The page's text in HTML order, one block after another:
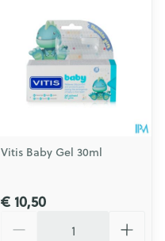
Vitis Baby Gel 30ml
€ 10,50